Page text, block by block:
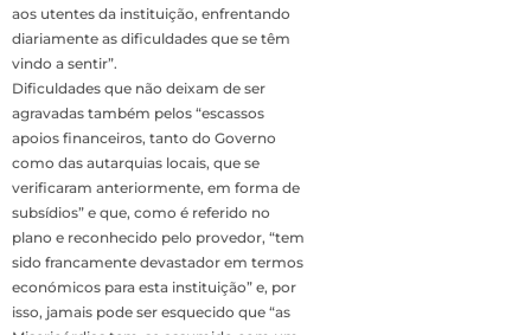
aos utentes da instituição, enfrentando
diariamente as dificuldades que se têm
vindo a sentir”.
Dificuldades que não deixam de ser
agravadas também pelos “escassos
apoios financeiros, tanto do Governo
como das autarquias locais, que se
verificaram anteriormente, em forma de
subsídios” e que, como é referido no
plano e reconhecido pelo provedor, “tem
sido francamente devastador em termos
económicos para esta instituição” e, por
isso, jamais pode ser esquecido que “as